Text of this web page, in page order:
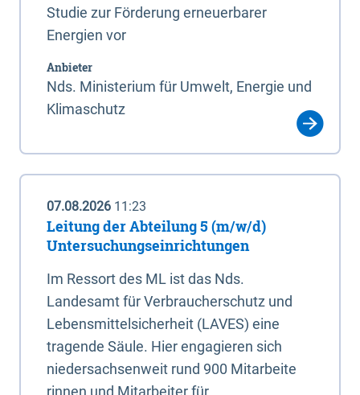
Studie zur Förderung erneuerbarer
Energien vor
Anbieter
Nds. Ministerium für Umwelt, Energie und
Klimaschutz
07.08.2026 11:23
Leitung der Abteilung 5 (m/w/d)
Untersuchungseinrichtungen
Im Ressort des ML ist das Nds.
Landesamt für Verbraucherschutz und
Lebensmittelsicherheit (LAVES) eine
tragende Säule. Hier engagieren sich
niedersachsenweit rund 900 Mitarbeite